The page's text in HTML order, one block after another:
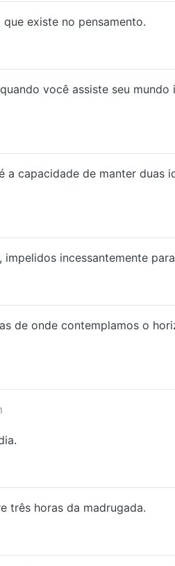
existe no pensamento.
você assiste seu
capacidade de manter duas
incessantemente
de onde contemplamos o
três horas da madrugada.